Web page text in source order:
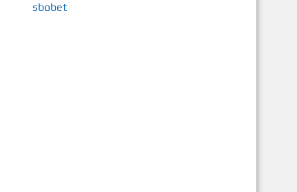
sbobet